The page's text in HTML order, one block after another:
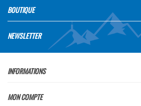
BOUTIQUE
NEWSLETTER
INFORMATIONS
MON COMPTE